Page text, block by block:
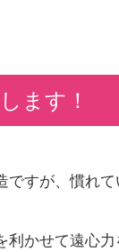
ます！
すが、慣れ
かせて遠心力